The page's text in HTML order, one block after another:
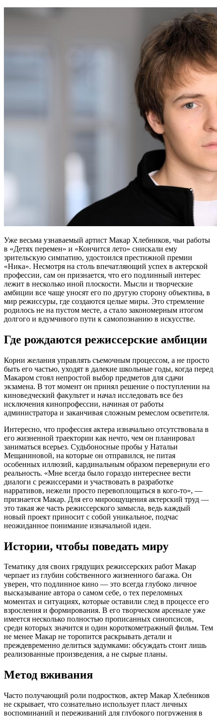
Уже весьма узнаваемый артист Макар Хлебников, чьи работы
в «Детях перемен» и «Кончится лето» снискали ему
зрительскую симпатию, удостоился престижной премии
«Ника». Несмотря на столь впечатляющий успех в актерской
профессии, сам он признается, что его подлинный интерес
лежит в несколько иной плоскости. Мысли и творческие
амбиции все чаще уносят его по другую сторону объектива, в
мир режиссуры, где создаются целые миры. Это стремление
родилось не на пустом месте, а стало закономерным итогом
долгого и вдумчивого пути к самопознанию в искусстве.
Где рождаются режиссерские амбиции
Корни желания управлять съемочным процессом, а не просто
быть его частью, уходят в далекие школьные годы, когда перед
Макаром стоял непростой выбор предметов для сдачи
экзамена. В тот момент он принял решение о поступлении на
киноведческий факультет и начал исследовать все без
исключения кинопрофессии, начиная от работы
администратора и заканчивая сложным ремеслом осветителя.
Интересно, что профессия актера изначально отсутствовала в
его жизненной траектории как нечто, чем он планировал
заниматься всерьез. Судьбоносные пробы у Натальи
Мещаниновой, на которые он отправился, не питая
особенных иллюзий, кардинальным образом перевернули его
реальность. «Мне всегда было гораздо интереснее вести
диалоги с режиссерами и участвовать в разработке
нарративов, нежели просто перевоплощаться в кого-то», —
признается Макар. Для его мироощущения актерский труд —
это такая же часть режиссерского замысла, ведь каждый
новый проект приносит с собой уникальное, подчас
неожиданное понимание изначальной идеи.
Истории, чтобы поведать миру
Тематику для своих грядущих режиссерских работ Макар
черпает из глубин собственного жизненного багажа. Он
уверен, что подлинное кино — это всегда глубоко личное
высказывание автора о самом себе, о тех переломных
моментах и ситуациях, которые оставили след в процессе его
взросления и формирования. В его творческом арсенале уже
имеется несколько полностью прописанных синопсисов,
среди которых значится и один короткометражный фильм. Тем
не менее Макар не торопится раскрывать детали и
преждевременно делиться задумками: обсуждать стоит лишь
реализованные произведения, а не сырые планы.
Метод вживания
Часто получающий роли подростков, актер Макар Хлебников
не скрывает, что сознательно использует пласт личных
воспоминаний и переживаний для глубокого погружения в